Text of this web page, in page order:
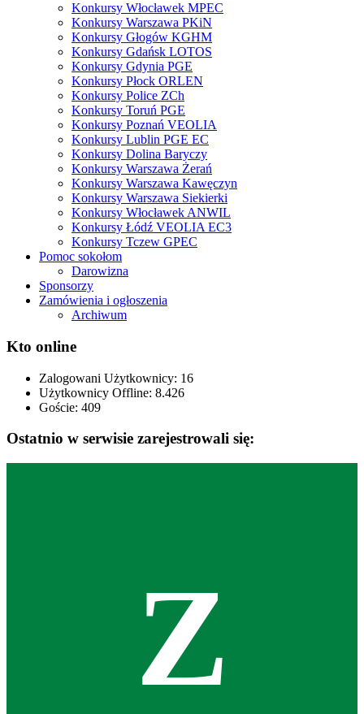
Konkursy Włocławek MPEC
Konkursy Warszawa PKiN
Konkursy Głogów KGHM
Konkursy Gdańsk LOTOS
Konkursy Gdynia PGE
Konkursy Płock ORLEN
Konkursy Police ZCh
Konkursy Toruń PGE
Konkursy Poznań VEOLIA
Konkursy Lublin PGE EC
Konkursy Dolina Baryczy
Konkursy Warszawa Żerań
Konkursy Warszawa Kawęczyn
Konkursy Warszawa Siekierki
Konkursy Włocławek ANWIL
Konkursy Łódź VEOLIA EC3
Konkursy Tczew GPEC
Pomoc sokołom
Darowizna
Sponsorzy
Zamówienia i ogłoszenia
Archiwum
Kto online
Zalogowani Użytkownicy: 16
Użytkownicy Offline: 8.426
Goście: 409
Ostatnio w serwisie zarejestrowali się:
Z